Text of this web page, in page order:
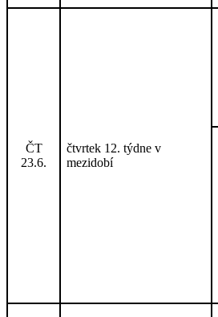
ČT
23.6.
čtvrtek 12. týdne v
mezidobí